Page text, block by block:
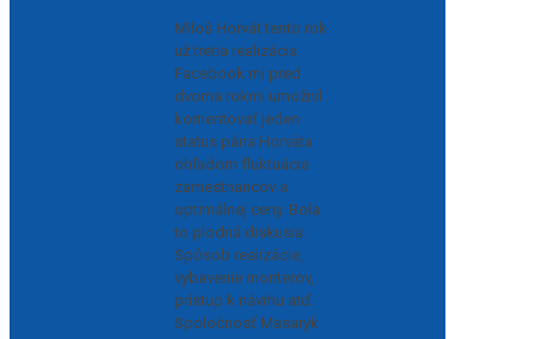
Miloš Horvát tento rok
už tretia realizácia.
Facebook mi pred
dvoma rokmi umožnil
komentovať jeden
status pána Horváta
ohľadom fluktuácia
zamestnancov a
optimálnej ceny. Bola
to plodná diskusia.
Spôsob realizácie,
vybavenie monterov,
prístup k návrhu atď.
Spoločnosť Masaryk